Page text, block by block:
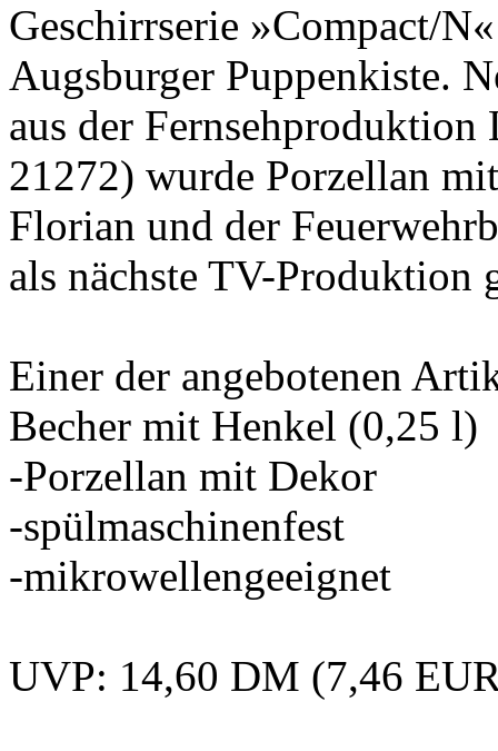
Geschirrserie »Compact/
Augsburger Puppenkiste.
aus der Fernsehproduktion
21272) wurde Porzellan
Florian und der
als nächste TV-Produktion
Einer der angebotenen
Becher mit Henkel (0,25 l)
-Porzellan mit Dekor
-spülmaschinenfest
-mikrowellengeeignet
UVP: 14,60 DM (7,46